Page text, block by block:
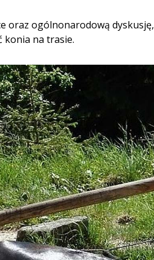
oraz ogólnonarodową
konia na trasie.